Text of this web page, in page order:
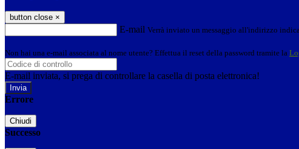
button close ×
E-mail Verrà inviato un messaggio all'indirizzo
Non hai una e-mail associata al nome utente? Effettua il reset della password tramite la
E-mail inviata, si prega di controllare la casella di posta elettronica!
Errore
Chiudi
Successo